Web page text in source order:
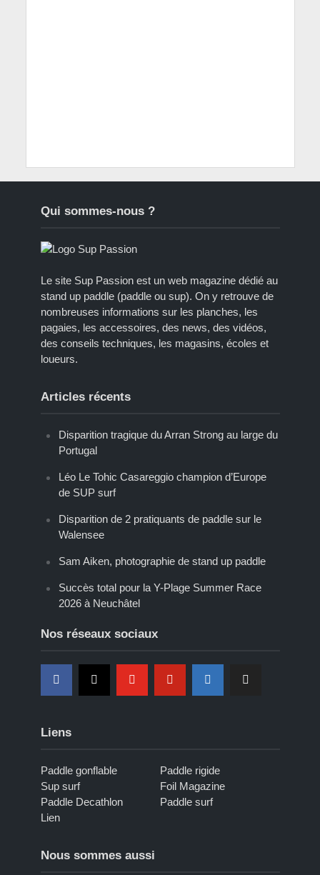
Qui sommes-nous ?
Le site Sup Passion est un web magazine dédié au
stand up paddle (paddle ou sup). On y retrouve de
nombreuses informations sur les planches, les
pagaies, les accessoires, des news, des vidéos,
des conseils techniques, les magasins, écoles et
loueurs.
Articles récents
Disparition tragique du Arran Strong au large du
Portugal
Léo Le Tohic Casareggio champion d’Europe
de SUP surf
Disparition de 2 pratiquants de paddle sur le
Walensee
Sam Aiken, photographie de stand up paddle
Succès total pour la Y-Plage Summer Race
2026 à Neuchâtel
Nos réseaux sociaux
Liens
Paddle gonflable
Paddle rigide
Sup surf
Foil Magazine
Paddle Decathlon
Paddle surf
Lien
Nous sommes aussi